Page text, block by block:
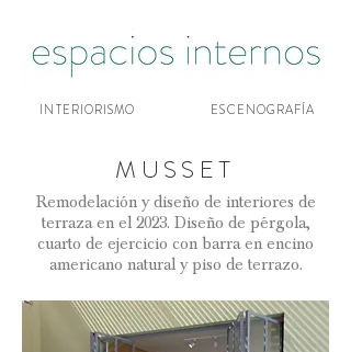
INTERIORISMO ESCENOGRAFÍA
MUSSET
Remodelación y diseño de interiores de
terraza en el 2023. Diseño de pérgola,
cuarto de ejercicio con barra en encino
americano natural y piso de terrazo.